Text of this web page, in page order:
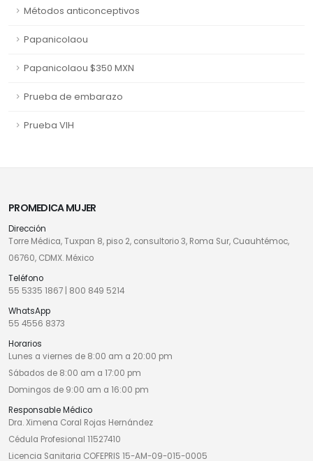
Métodos anticonceptivos
Papanicolaou
Papanicolaou $350 MXN
Prueba de embarazo
Prueba VIH
PROMEDICA MUJER
Dirección
Torre Médica, Tuxpan 8, piso 2, consultorio 3, Roma Sur, Cuauhtémoc,
06760, CDMX. México
Teléfono
55 5335 1867 | 800 849 5214
WhatsApp
55 4556 8373
Horarios
Lunes a viernes de 8:00 am a 20:00 pm
Sábados de 8:00 am a 17:00 pm
Domingos de 9:00 am a 16:00 pm
Responsable Médico
Dra. Ximena Coral Rojas Hernández
Cédula Profesional 11527410
Licencia Sanitaria COFEPRIS 15-AM-09-015-0005